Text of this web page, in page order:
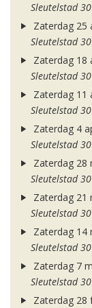
Sleutelstad 30
Zaterdag 25
Sleutelstad 30
Zaterdag 18
Sleutelstad 30
Zaterdag 11
Sleutelstad 30
Zaterdag 4
Sleutelstad 30
Zaterdag 28
Sleutelstad 30
Zaterdag 21
Sleutelstad 30
Zaterdag 14
Sleutelstad 30
Zaterdag 7
Sleutelstad 30
Zaterdag 28